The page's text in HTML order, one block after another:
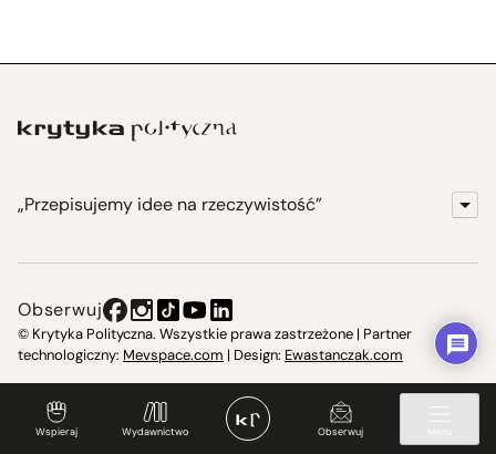
Wspieraj Wydawnictwo Obserwuj
„Przepisujemy idee na rzeczywistość”
Instytut Krytyki Politycznej
Świetlica w Cieszynie
Obserwuj
© Krytyka Polityczna. Wszystkie prawa zastrzeżone | Partner
technologiczny: Mevspace.com | Design: Ewastanczak.com